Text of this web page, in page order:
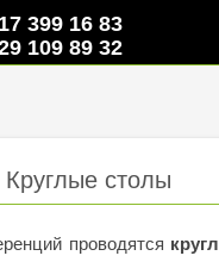
399 16 83
109 89 32
Круглые столы
проводятся